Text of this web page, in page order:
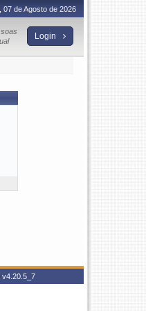
07 de Agosto de 2026
Login
v4.20.5_7